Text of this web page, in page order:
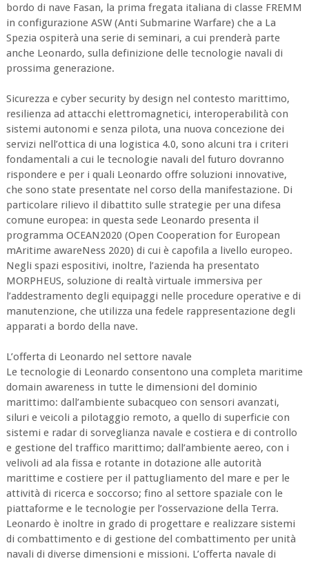
bordo di nave Fasan, la prima fregata italiana di classe FREMM
in configurazione ASW (Anti Submarine Warfare) che a La
Spezia ospiterà una serie di seminari, a cui prenderà parte
anche Leonardo, sulla definizione delle tecnologie navali di
prossima generazione.
Sicurezza e cyber security by design nel contesto marittimo,
resilienza ad attacchi elettromagnetici, interoperabilità con
sistemi autonomi e senza pilota, una nuova concezione dei
servizi nell’ottica di una logistica 4.0, sono alcuni tra i criteri
fondamentali a cui le tecnologie navali del futuro dovranno
rispondere e per i quali Leonardo offre soluzioni innovative,
che sono state presentate nel corso della manifestazione. Di
particolare rilievo il dibattito sulle strategie per una difesa
comune europea: in questa sede Leonardo presenta il
programma OCEAN2020 (Open Cooperation for European
mAritime awareNess 2020) di cui è capofila a livello europeo.
Negli spazi espositivi, inoltre, l’azienda ha presentato
MORPHEUS, soluzione di realtà virtuale immersiva per
l’addestramento degli equipaggi nelle procedure operative e di
manutenzione, che utilizza una fedele rappresentazione degli
apparati a bordo della nave.
L’offerta di Leonardo nel settore navale
Le tecnologie di Leonardo consentono una completa maritime
domain awareness in tutte le dimensioni del dominio
marittimo: dall’ambiente subacqueo con sensori avanzati,
siluri e veicoli a pilotaggio remoto, a quello di superficie con
sistemi e radar di sorveglianza navale e costiera e di controllo
e gestione del traffico marittimo; dall’ambiente aereo, con i
velivoli ad ala fissa e rotante in dotazione alle autorità
marittime e costiere per il pattugliamento del mare e per le
attività di ricerca e soccorso; fino al settore spaziale con le
piattaforme e le tecnologie per l’osservazione della Terra.
Leonardo è inoltre in grado di progettare e realizzare sistemi
di combattimento e di gestione del combattimento per unità
navali di diverse dimensioni e missioni. L’offerta navale di